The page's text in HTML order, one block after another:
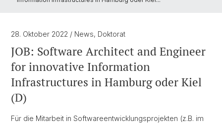
28. Oktober 2022 / News, Doktorat
JOB: Software Architect and Engineer
for innovative Information
Infrastructures in Hamburg oder Kiel
(D)
Für die Mitarbeit in Softwareentwicklungsprojekten (z.B. im